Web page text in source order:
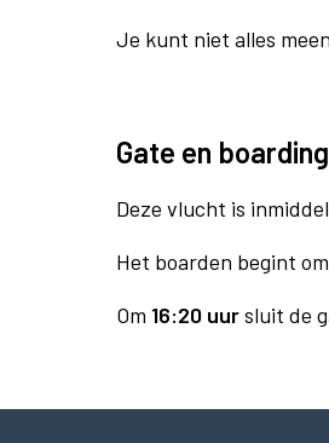
Je kunt niet alles
Gate en boarding
Deze vlucht is
Het boarden begint om
Om 16:20 uursluit de